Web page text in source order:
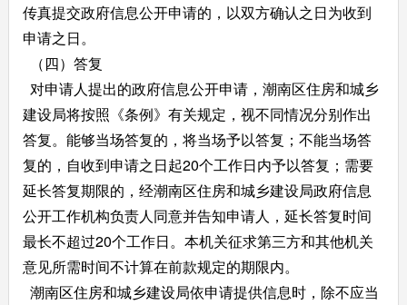
传真提交政府信息公开申请的，以双方确认之日为收到
申请之日。
（四）答复
对申请人提出的政府信息公开申请，潮南区住房和城乡
建设局将按照《条例》有关规定，视不同情况分别作出
答复。能够当场答复的，将当场予以答复；不能当场答
复的，自收到申请之日起20个工作日内予以答复；需要
延长答复期限的，经潮南区住房和城乡建设局政府信息
公开工作机构负责人同意并告知申请人，延长答复时间
最长不超过20个工作日。本机关征求第三方和其他机关
意见所需时间不计算在前款规定的期限内。
潮南区住房和城乡建设局依申请提供信息时，除不应当